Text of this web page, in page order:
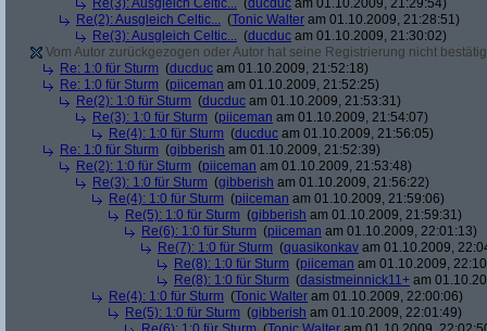
Re(3): Ausgleich Celtic... (ducduc am 01.10.2009, 21:29:54)
Re(2): Ausgleich Celtic... (Tonic Walter am 01.10.2009, 21:28:51)
Re(3): Ausgleich Celtic... (ducduc am 01.10.2009, 21:30:02)
Vom Autor zurückgezogen oder Autor hat seine Registrierung nicht
Re: 1:0 für Sturm (ducduc am 01.10.2009, 21:52:18)
Re: 1:0 für Sturm (piiceman am 01.10.2009, 21:52:25)
Re(2): 1:0 für Sturm (ducduc am 01.10.2009, 21:53:31)
Re(3): 1:0 für Sturm (piiceman am 01.10.2009, 21:54:07)
Re(4): 1:0 für Sturm (ducduc am 01.10.2009, 21:56:05)
Re: 1:0 für Sturm (gibberish am 01.10.2009, 21:52:39)
Re(2): 1:0 für Sturm (piiceman am 01.10.2009, 21:53:48)
Re(3): 1:0 für Sturm (gibberish am 01.10.2009, 21:56:22)
Re(4): 1:0 für Sturm (piiceman am 01.10.2009, 21:59:06)
Re(5): 1:0 für Sturm (gibberish am 01.10.2009, 21:59:31)
Re(6): 1:0 für Sturm (piiceman am 01.10.2009, 22:01:13)
Re(7): 1:0 für Sturm (quasikonkav am 01.10.2009,
Re(8): 1:0 für Sturm (piiceman am 01.10.2009,
Re(8): 1:0 für Sturm (dasistmeinnick11+ am
Re(4): 1:0 für Sturm (Tonic Walter am 01.10.2009, 22:00:06)
Re(5): 1:0 für Sturm (gibberish am 01.10.2009, 22:01:49)